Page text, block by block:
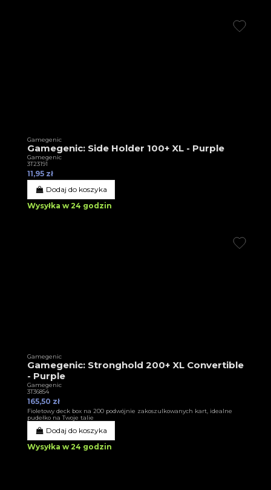
Gamegenic
Gamegenic: Side Holder 100+ XL - Purple
Gamegenic
3T23191
11,95 zł
Dodaj do koszyka
Wysyłka w 24 godzin
Gamegenic
Gamegenic: Stronghold 200+ XL Convertible
- Purple
Gamegenic
3T36854
165,50 zł
Fioletowy deck box na 200 podwójnie zakoszulkowanych kart, idealne
pudełko na Twoje talie
Dodaj do koszyka
Wysyłka w 24 godzin